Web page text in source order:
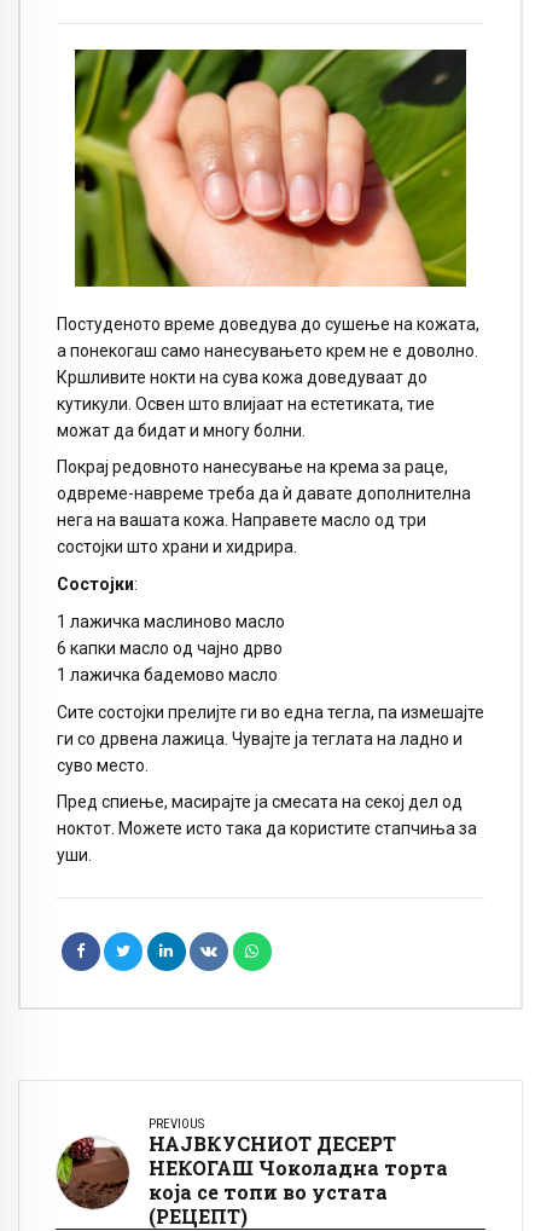
Постуденото време доведува до сушење на кожата,
а понекогаш само нанесувањето крем не е доволно.
Кршливите нокти на сува кожа доведуваат до
кутикули. Освен што влијаат на естетиката, тие
можат да бидат и многу болни.
Покрај редовното нанесување на крема за раце,
одвреме-навреме треба да ѝ давате дополнителна
нега на вашата кожа. Направете масло од три
состојки што храни и хидрира.
Состојки:
1 лажичка маслиново масло
6 капки масло од чајно дрво
1 лажичка бадемово масло
Сите состојки прелијте ги во една тегла, па измешајте
ги со дрвена лажица. Чувајте ја теглата на ладно и
суво место.
Пред спиење, масирајте ја смесата на секој дел од
ноктот. Можете исто така да користите стапчиња за
уши.
PREVIOUS
НАЈВКУСНИОТ ДЕСЕРТ
НЕКОГАШ Чоколадна торта
која се топи во устата
(РЕЦЕПТ)